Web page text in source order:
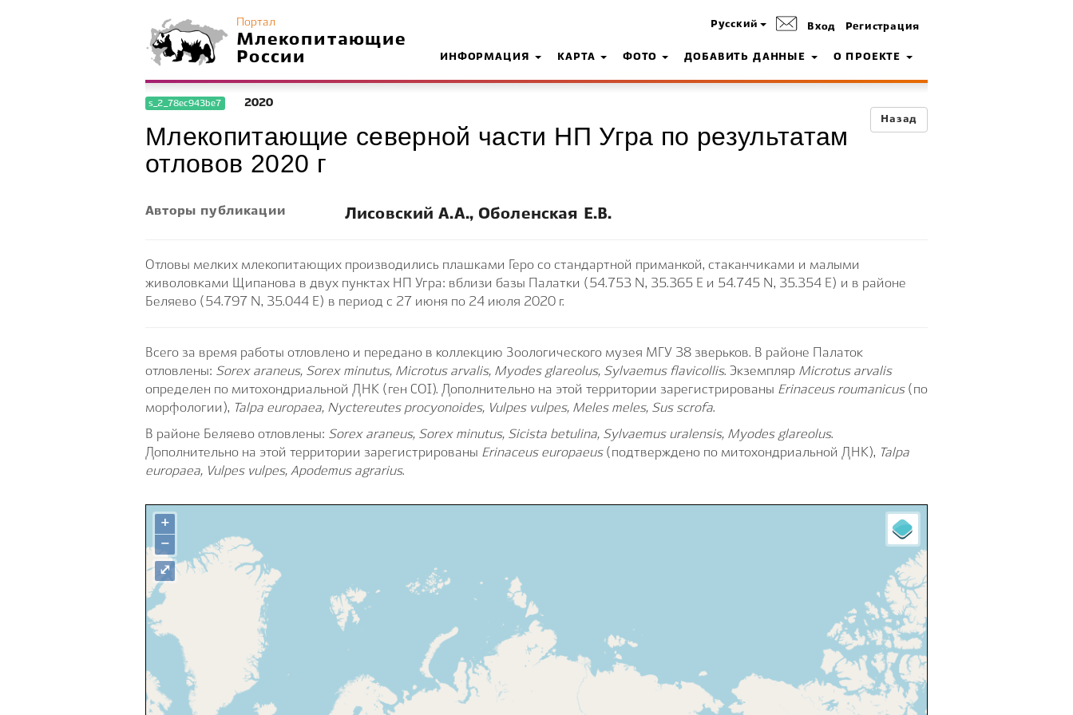
Портал
Млекопитающие
России
Русский Вход Регистрация
ИНФОРМАЦИЯ КАРТА ФОТО ДОБАВИТЬ ДАННЫЕ О ПРОЕКТЕ
Назад
s_2_78ec943be7 2020
Млекопитающие северной части НП Угра по результатам
отловов 2020 г
Авторы публикации Лисовский А.А., Оболенская Е.В.
Отловы мелких млекопитающих производились плашками Геро со стандартной приманкой, стаканчиками и малыми
живоловками Щипанова в двух пунктах НП Угра: вблизи базы Палатки (54.753 N, 35.365 E и 54.745 N, 35.354 E) и в районе
Беляево (54.797 N, 35.044 E) в период с 27 июня по 24 июля 2020 г.
Всего за время работы отловлено и передано в коллекцию Зоологического музея МГУ 38 зверьков. В районе Палаток
отловлены: Sorex araneus, Sorex minutus, Microtus arvalis, Myodes glareolus, Sylvaemus flavicollis. Экземпляр Microtus arvalis
определен по митохондриальной ДНК (ген COI). Дополнительно на этой территории зарегистрированы Erinaceus roumanicus(по
морфологии), Talpa europaea, Nyctereutes procyonoides, Vulpes vulpes, Meles meles, Sus scrofa.
В районе Беляево отловлены: Sorex araneus, Sorex minutus, Sicista betulina, Sylvaemus uralensis, Myodes glareolus.
Дополнительно на этой территории зарегистрированы Erinaceus europaeus(подтверждено по митохондриальной ДНК), Talpa
europaea, Vulpes vulpes, Apodemus agrarius.
+
−
⤢